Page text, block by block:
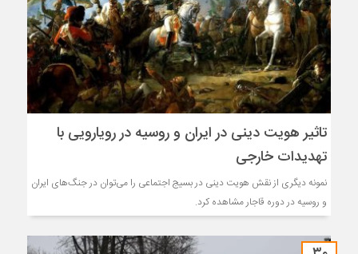
تاثیر هویت دینی در ایران و روسیه در رویارویی با
تهدیدات خارجی
نمونه دیگری از نقش هویت دینی در بسیج اجتماعی را می‌توان در جنگ‌های ایران
و روسیه در دوره قاجار مشاهده کرد.